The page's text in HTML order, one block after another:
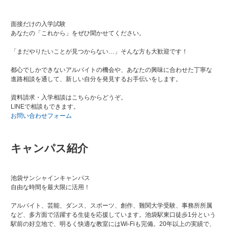
面接だけの入学試験
あなたの「これから」をぜひ聞かせてください。
「まだやりたいことが見つからない…」そんな方も大歓迎です！
都心でしかできないアルバイトの機会や、あなたの興味に合わせた丁寧な
進路相談を通して、新しい自分を発見するお手伝いをします。
資料請求・入学相談はこちらからどうぞ。
LINEで相談もできます。
お問い合わせフォーム
キャンパス紹介
池袋サンシャインキャンパス
自由な時間を最大限に活用！
アルバイト、芸能、ダンス、スポーツ、創作、難関大学受験、事務所所属
など、多方面で活躍する生徒を応援しています。池袋駅東口徒歩1分という
駅前の好立地で、明るく快適な教室にはWi-Fiも完備。20年以上の実績で、